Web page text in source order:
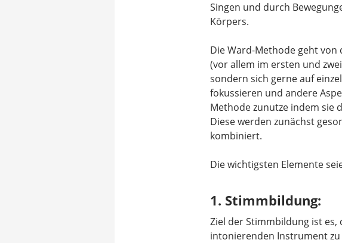
Singen und durch
Körpers.
Die Ward-Methode geht
(vor allem im ersten und
sondern sich gerne auf
fokussieren und andere
Methode zunutze indem sie
Diese werden zunächst
kombiniert.
Die wichtigsten Elemente
1. Stimmbildung:
Ziel der Stimmbildung ist es,
intonierenden Instrument